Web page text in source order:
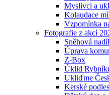
Myslivci a
Kolaudace
Vzpomínka
Fotografie z akcí
Sněhová
Úprava
Z-Box
Úklid
Ukliďme
Kerské